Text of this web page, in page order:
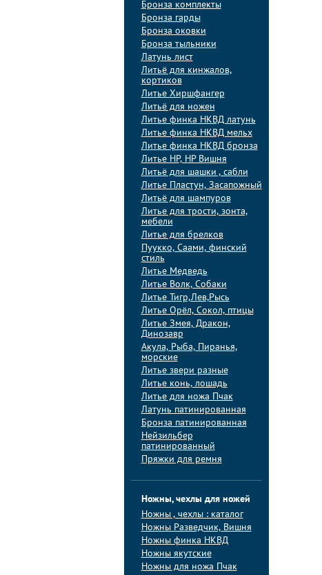
Бронза комплекты
Бронза гарды
Бронза оковки
Бронза тыльники
Латунь лист
Литьё для кинжалов,
кортиков
Литье Хиршфангер
Литьё для ножен
Литье финка НКВД латунь
Литье финка НКВД мельх
Литье финка НКВД бронза
Литье НР, НР Вишня
Литьё для шашки , сабли
Литье Пластун, Засапожный
Литьё для шампуров
Литье для трости, зонта,
мебели
Литье для брелков
Пуукко, Саами, финский
стиль
Литье Медведь
Литье Волк, Собаки
Литье Тигр,Лев,Рысь
Литье Орёл, Сокол, птицы
Литье Змея, Дракон,
Динозавр
Акула, Рыба, Пиранья,
морские
Литье звери разные
Литье конь, лошадь
Литье для ножа Пчак
Латунь патинированная
Бронза патинированная
Нейзильбер
патинированный
Пряжки для ремня
Ножны, чехлы для ножей
Ножны , чехлы : каталог
Ножны Разведчик, Вишня
Ножны финка НКВД
Ножны якутские
Ножны для ножа Пчак